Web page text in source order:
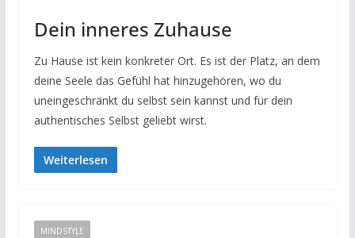
Dein inneres Zuhause
Zu Hause ist kein konkreter Ort. Es ist der Platz, an dem
deine Seele das Gefühl hat hinzugehören, wo du
uneingeschränkt du selbst sein kannst und für dein
authentisches Selbst geliebt wirst.
Weiterlesen
MINDSTYLE